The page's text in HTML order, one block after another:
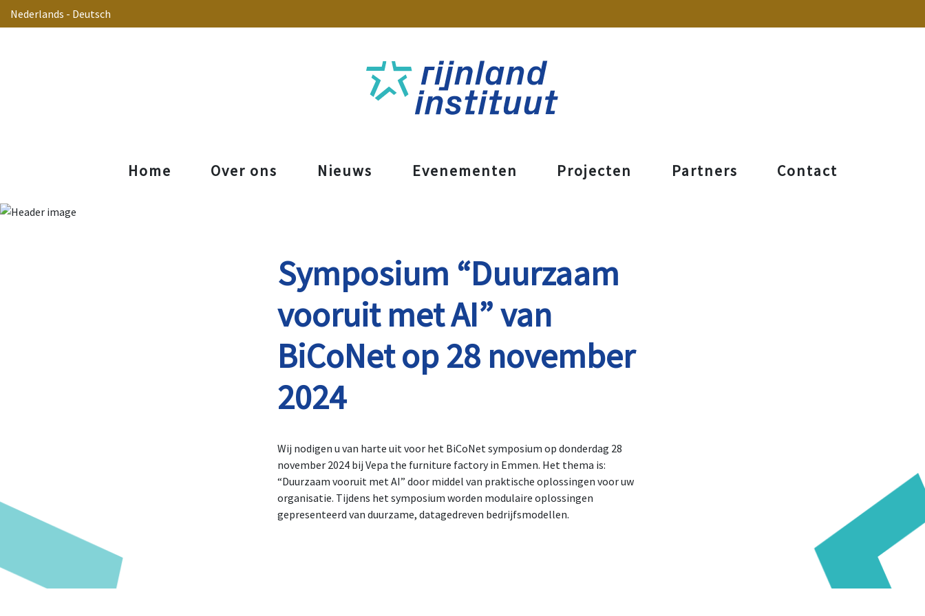
Nederlands - Deutsch
Home Over ons Nieuws Evenementen Projecten Partners Contact
Symposium “Duurzaam
vooruit met AI” van
BiCoNet op 28 november
2024
Wij nodigen u van harte uit voor het BiCoNet symposium op donderdag 28
november 2024 bij Vepa the furniture factory in Emmen. Het thema is:
“Duurzaam vooruit met AI” door middel van praktische oplossingen voor uw
organisatie. Tijdens het symposium worden modulaire oplossingen
gepresenteerd van duurzame, datagedreven bedrijfsmodellen.